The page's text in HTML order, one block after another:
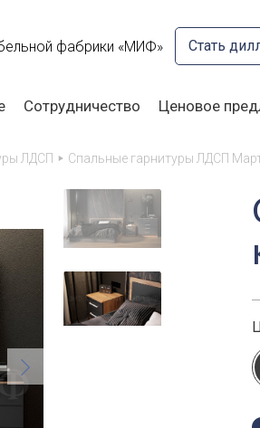
фабрики «МИФ» Стать
Сотрудничество Ценовое
ЛДСП Спальные гарнитуры ЛДСП